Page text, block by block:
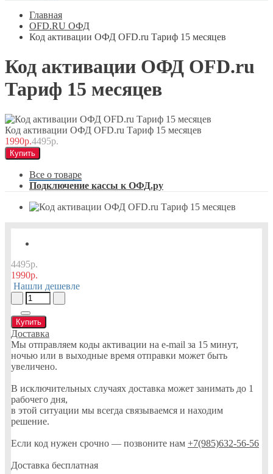
Главная
OFD.RU ОФД
Код активации ОФД OFD.ru Тариф 15 месяцев
Код активации ОФД OFD.ru
Тариф 15 месяцев
Код активации ОФД OFD.ru Тариф 15 месяцев
1990р.4495р.
Купить
Все о товаре
Подключение кассы к ОФД.ру
4495р.
1990р.
Нашли дешевле
Купить
Доставка
Мы отправляем коды активации на e-mail за 15 минут,
ночью или в выходные время отправки может быть
увеличено.
В исключительных случаях доставка может занимать до 1
рабочего дня,
в этой ситуации мы всегда связываемся и находим
решение.
Если код нужен срочно — позвоните нам +7(985)632-56-56
Доставка бесплатная